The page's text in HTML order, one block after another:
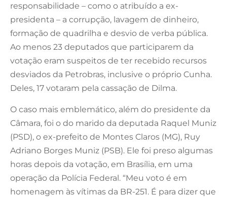
responsabilidade – como o atribuído a ex-
presidenta – a corrupção, lavagem de dinheiro,
formação de quadrilha e desvio de verba pública.
Ao menos 23 deputados que participarem da
votação eram suspeitos de ter recebido recursos
desviados da Petrobras, inclusive o próprio Cunha.
Deles, 17 votaram pela cassação de Dilma.
O caso mais emblemático, além do presidente da
Câmara, foi o do marido da deputada Raquel Muniz
(PSD), o ex-prefeito de Montes Claros (MG), Ruy
Adriano Borges Muniz (PSB). Ele foi preso algumas
horas depois da votação, em Brasília, em uma
operação da Polícia Federal. “Meu voto é em
homenagem às vítimas da BR-251. É para dizer que